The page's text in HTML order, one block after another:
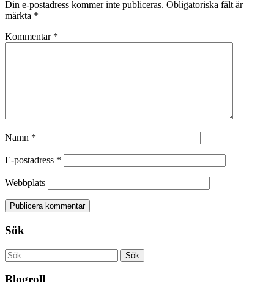
Din e-postadress kommer inte publiceras. Obligatoriska fält är
märkta *
Kommentar *
Namn *
E-postadress *
Webbplats
Sök
Sök
efter: